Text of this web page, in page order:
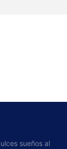
sueños al